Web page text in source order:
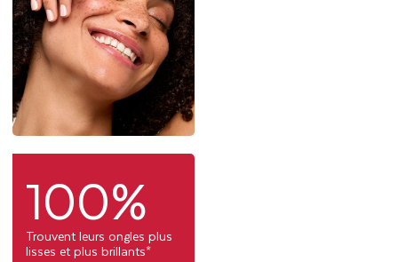
100%
Trouvent leurs ongles plus
lisses et plus brillants*